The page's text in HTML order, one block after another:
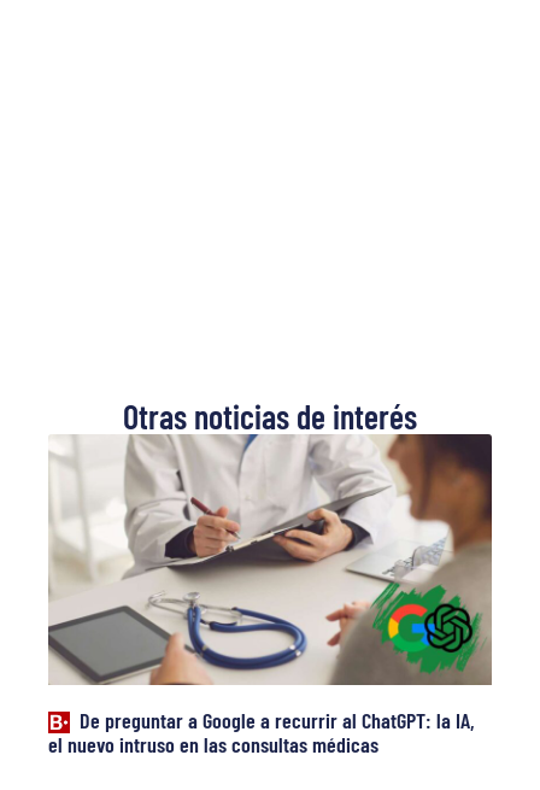
Otras noticias de interés
De preguntar a Google a recurrir al ChatGPT: la IA,
el nuevo intruso en las consultas médicas